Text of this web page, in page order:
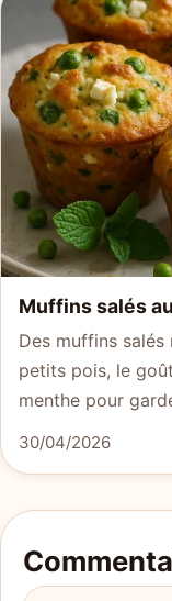
Muffins salés
Des muffins
petits pois, le
menthe pour
30/04/2026